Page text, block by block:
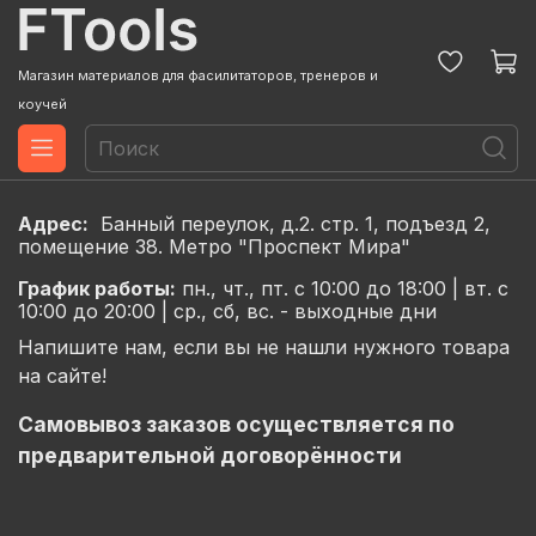
Магазин материалов для фасилитаторов, тренеров и
коучей
Адрес: Банный переулок, д.2. стр. 1, подъезд 2,
помещение 38. Метро "Проспект Мира"
График работы: пн., чт., пт. с 10:00 до 18:00 | вт. с
10:00 до 20:00 | ср., сб, вс. - выходные дни
Напишите нам, если вы не нашли нужного товара
на сайте!
Самовывоз заказов осуществляется по
предварительной договорённости